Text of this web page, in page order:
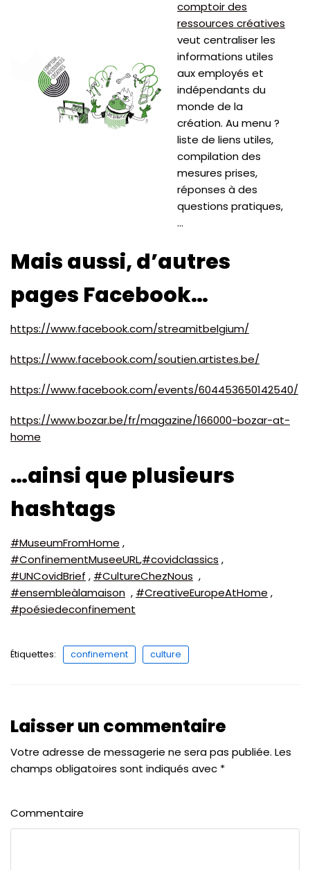
comptoir des
ressources créatives
veut centraliser les
informations utiles
aux employés et
indépendants du
monde de la
création. Au menu ?
liste de liens utiles,
compilation des
mesures prises,
réponses à des
questions pratiques,
…
Mais aussi, d’autres
pages Facebook…
https://www.facebook.com/streamitbelgium/
https://www.facebook.com/soutien.artistes.be/
https://www.facebook.com/events/604453650142540/
https://www.bozar.be/fr/magazine/166000-bozar-at-
home
…ainsi que plusieurs
hashtags
#MuseumFromHome ,
#ConfinementMuseeURL,#covidclassics ,
#UNCovidBrief , #CultureChezNous ,
#ensembleàlamaison , #CreativeEuropeAtHome ,
#poésiedeconfinement
Étiquettes: confinement culture
Laisser un commentaire
Votre adresse de messagerie ne sera pas publiée. Les
champs obligatoires sont indiqués avec *
Commentaire